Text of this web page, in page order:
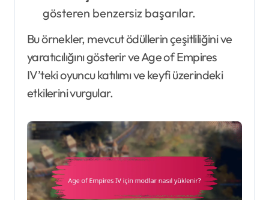
gösteren benzersiz başarılar.
Bu örnekler, mevcut ödüllerin çeşitliliğini ve
yaratıcılığını gösterir ve Age of Empires
IV’teki oyuncu katılımı ve keyfi üzerindeki
etkilerini vurgular.